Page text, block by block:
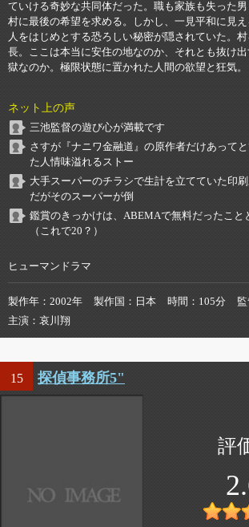
ていける奇妙な共同体だった。職も家族も失った
村に最後の希望を求める。しかし、一見平和に見
人をはじめとする恐ろしい秘密が隠されていた。
長。ここは本当に安住の地なのか、それとも抜け
獄なのか。極限状態に置かれた人間の欲望と狂気。
ネット上の声
三池監督の遊び心が満載です
さすが『ナニワ金融道』の原作者だけあって
た人情味溢れるストー
大手スーパーのチラシで生計を立てていた印刷
だがそのスーパーが倒
鑑賞のきっかけは、ABEMAで無料だったこと
（これで20？）
ヒューマンドラマ
製作年 2002年 製作国 日本 時間 105分
主演
哀川翔
15 探偵事務所5"